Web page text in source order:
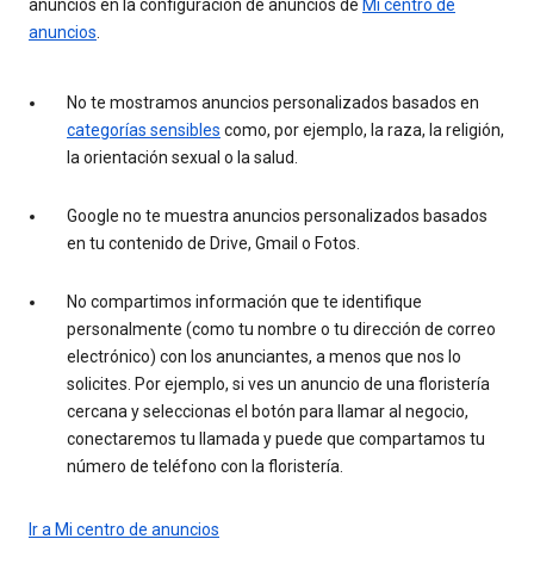
anuncios en la configuración de anuncios de Mi centro de
anuncios
No te mostramos anuncios personalizados basados en
categorías sensibles como, por ejemplo, la raza, la religión,
la orientación sexual o la salud.
Google no te muestra anuncios personalizados basados
en tu contenido de Drive, Gmail o Fotos.
No compartimos información que te identifique
personalmente (como tu nombre o tu dirección de correo
electrónico) con los anunciantes, a menos que nos lo
solicites. Por ejemplo, si ves un anuncio de una floristería
cercana y seleccionas el botón para llamar al negocio,
conectaremos tu llamada y puede que compartamos tu
número de teléfono con la floristería.
Ir a Mi centro de anuncios